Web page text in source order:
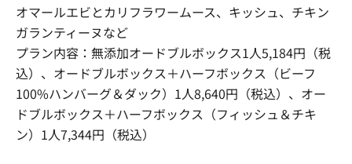
オマールエビとカリフラワームース、キッシュ、チキン
ガランティーヌなど
プラン内容：無添加オードブルボックス1人5,184円（税
込）、オードブルボックス＋ハーフボックス（ビーフ
100%ハンバーグ＆ダック） 1人8,640円（税込）、オー
ドブルボックス＋ハーフボックス（フィッシュ＆チキ
ン） 1人7,344円（税込）